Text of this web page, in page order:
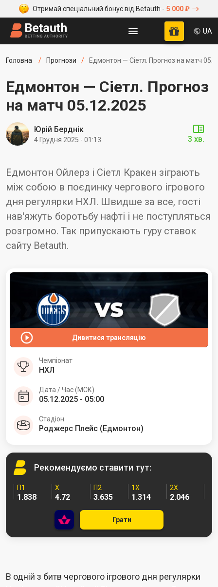
Отримай спеціальний бонус від Betauth - 5 000 ₽
UA
Головна Прогнози Едмонтон — Сіетл. Прогноз на матч
Едмонтон — Сіетл. Прогноз
на матч 05.12.2025
Едмонтон Ойлерз і Сіетл Кракен зіграють
між собою в поєдинку чергового ігрового
дня регулярки НХЛ. Швидше за все, гості
нав'яжуть боротьбу нафті і не поступляться
розгромно. Так припускають гуру ставок
сайту Betauth.
Юрій Берднік
4 Грудня 2025 - 01:13 3 хв.
Дивитися трансляцію
Чемпіонат
НХЛ
Дата / Час (МСК)
05.12.2025 - 05:00
Стадіон
Роджерс Плейс (Едмонтон)
Рекомендуємо ставити тут:
П1
1.838
Х
4.72
П2
3.635
1X
1.314
2X
2.046
Грати
В одній з битв чергового ігрового дня регулярки